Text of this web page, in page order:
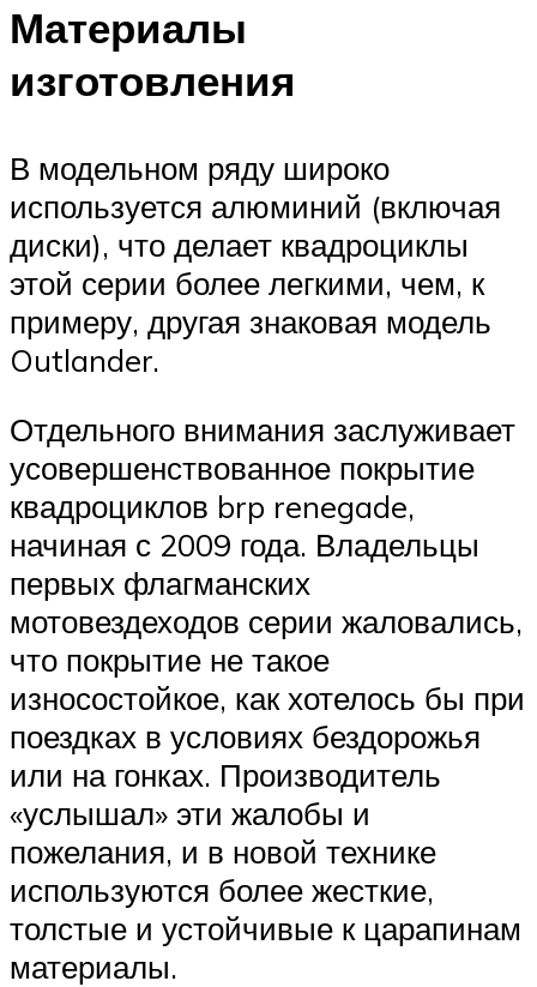
Материалы
изготовления
В модельном ряду широко
используется алюминий (включая
диски), что делает квадроциклы
этой серии более легкими, чем, к
примеру, другая знаковая модель
Outlander.
Отдельного внимания заслуживает
усовершенствованное покрытие
квадроциклов brp renegade,
начиная с 2009 года. Владельцы
первых флагманских
мотовездеходов серии жаловались,
что покрытие не такое
износостойкое, как хотелось бы при
поездках в условиях бездорожья
или на гонках. Производитель
«услышал» эти жалобы и
пожелания, и в новой технике
используются более жесткие,
толстые и устойчивые к царапинам
материалы.